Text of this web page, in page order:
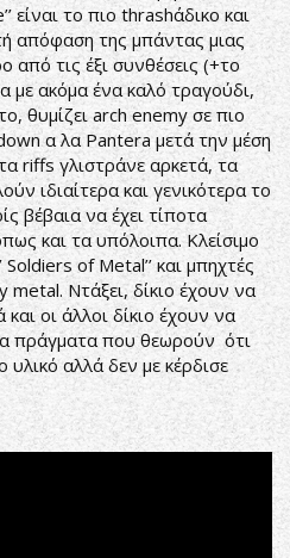
είναι το πιο thrashάδικο και
απόφαση της μπάντας μιας
από τις έξι συνθέσεις (+το
με ακόμα ένα καλό τραγούδι,
θυμίζει arch enemy σε πιο
α λα Pantera μετά την μέση
riffs γλιστράνε αρκετά, τα
ιδιαίτερα και γενικότερα το
βέβαια να έχει τίποτα
και τα υπόλοιπα. Κλείσιμο
Soldiers of Metal’’ και μπηχτές
Ντάξει, δίκιο έχουν να
οι άλλοι δίκιο έχουν να
πράγματα που θεωρούν ότι
αλλά δεν με κέρδισε